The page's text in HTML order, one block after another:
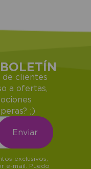
clientes
a ofertas,
;)
exclusivos,
e-mail. Puedo